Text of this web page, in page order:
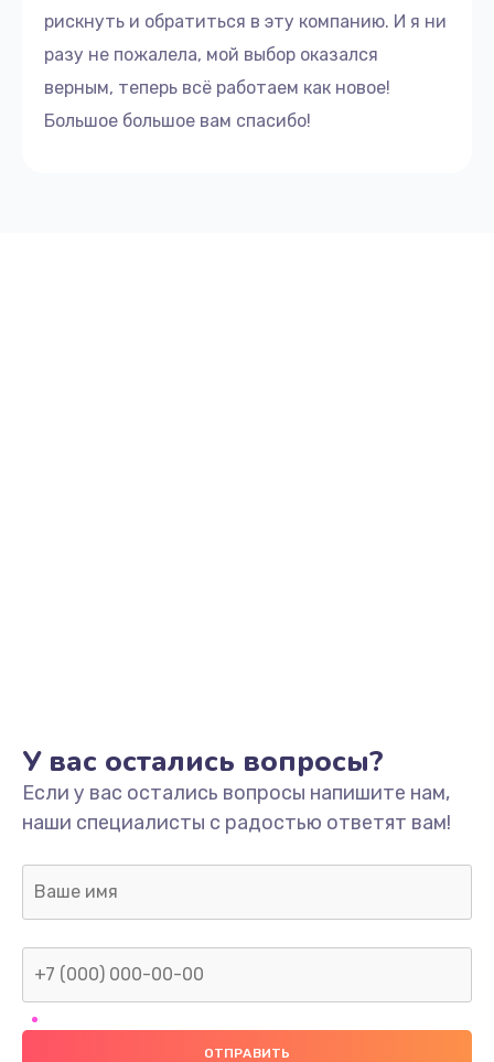
рискнуть и обратиться в эту компанию. И я ни
разу не пожалела, мой выбор оказался
верным, теперь всё работаем как новое!
Большое большое вам спасибо!
У вас остались вопросы?
Если у вас остались вопросы напишите нам,
наши специалисты с радостью ответят вам!